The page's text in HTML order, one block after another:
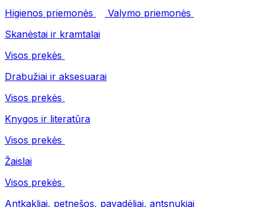
Higienos priemonės
Valymo priemonės
Skanėstai ir kramtalai
Visos prekės
Drabužiai ir aksesuarai
Visos prekės
Knygos ir literatūra
Visos prekės
Žaislai
Visos prekės
Antkakliai, petnešos, pavadėliai, antsnukiai